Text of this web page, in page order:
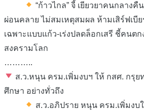
“ก้าวไกล” จี้ เยียวยาคนกลางคื
ผ่อนคลาย ไม่สมเหตุสมผล ห้ามเสิร์ฟเบี
เฉพาะแบบแก้ว-เร่งปลดล็อกเสรี ชี้คนต
สงครามโลก
………..
ส.ว.หนุน ครม.เพิ่มงบฯ ให้ กสศ. กรุย
ศึกษา อย่างทั่วถึง
ส.ว.อภิปราย หนุน ครม.เพิ่มงบ